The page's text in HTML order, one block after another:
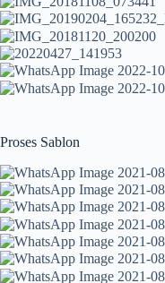
Proses Sablon